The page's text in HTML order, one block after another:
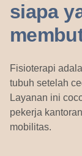
siapa
Fisioterapi
tubuh setelah
Layanan ini
pekerja
mobilitas.